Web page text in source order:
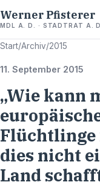
Werner Pfisterer
MDL A. D. · STADTRAT A.
Start/Archiv/2015
11. September 2015
„Wie kann
Flüchtlinge
dies nicht
Land